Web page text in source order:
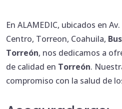
En ALAMEDIC, ubicados en
Centro, Torreon, Coahuila,
Torreón, nos dedicamos a
de calidad en Torreón.
compromiso con la salud de